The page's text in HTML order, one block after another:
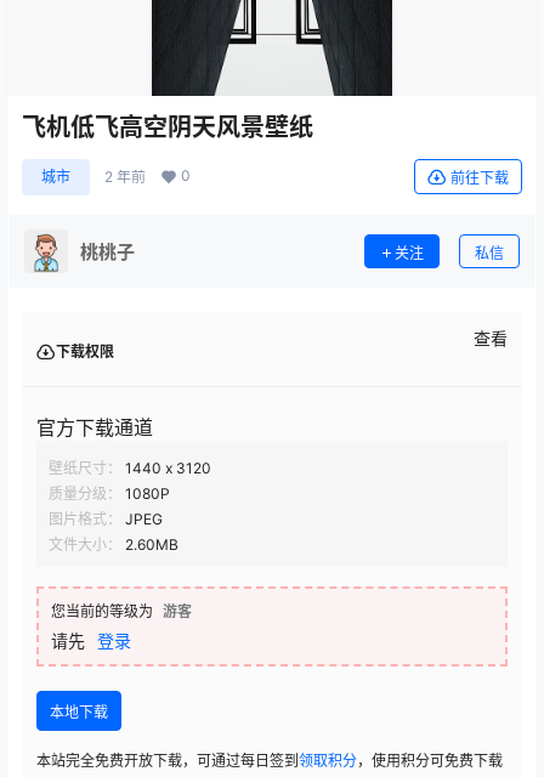
飞机低飞高空阴天风景壁纸
城市 2 年前 0 前往下载
桃桃子 关注 私信
下载权限
查看
官方下载通道
壁纸尺寸：
1440 x 3120
质量分级：
1080P
图片格式：
JPEG
文件大小：
2.60MB
您当前的等级为 游客
请先 登录
本地下载
本站完全免费开放下载，可通过每日签到 领取积分，使用积分可免费下载